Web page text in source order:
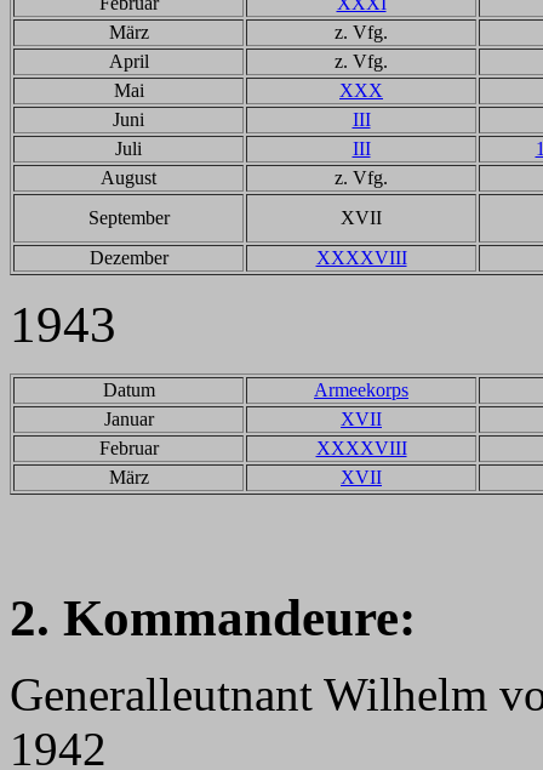
März
z. Vfg.
April
z. Vfg.
Mai
XXX
Juni
III
Juli
III
August
z. Vfg.
September
XVII
Dezember
XXXXVIII
1943
Datum
Armeekorps
Januar
XVII
Februar
XXXXVIII
März
XVII
2. Kommandeure:
Generalleutnant Wilhelm
1942